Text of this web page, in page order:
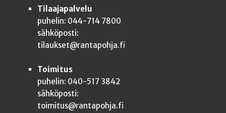
Tilaajapalvelu
puhelin: 044-714 7800
sähköposti:
tilaukset@rantapohja.fi
Toimitus
puhelin: 040-517 3842
sähköposti:
toimitus@rantapohja.fi